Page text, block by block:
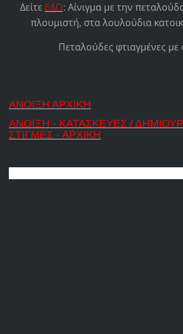
Δείτε ΕΔΩ: Αίνιγμα με την
πλουμιστή, στα λουλούδια
Πεταλούδες φτιαγμένες με
ΑΝΟΙΞΗ ΑΡΧΙΚΗ
ΑΝΟΙΞΗ - ΚΑΤΑΣΚΕΥΕΣ /
ΣΤΙΓΜΕΣ - ΑΡΧΙΚΗ